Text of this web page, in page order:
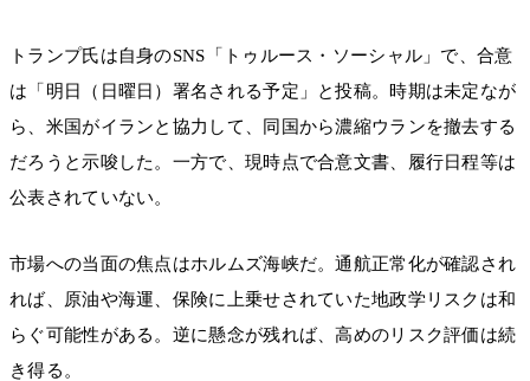
トランプ氏は自身のSNS「トゥルース・ソーシャル」で、合意
は「明日（日曜日）署名される予定」と投稿。時期は未定なが
ら、米国がイランと協力して、同国から濃縮ウランを撤去する
だろうと示唆した。一方で、現時点で合意文書、履行日程等は
公表されていない。
市場への当面の焦点はホルムズ海峡だ。通航正常化が確認され
れば、原油や海運、保険に上乗せされていた地政学リスクは和
らぐ可能性がある。逆に懸念が残れば、高めのリスク評価は続
き得る。